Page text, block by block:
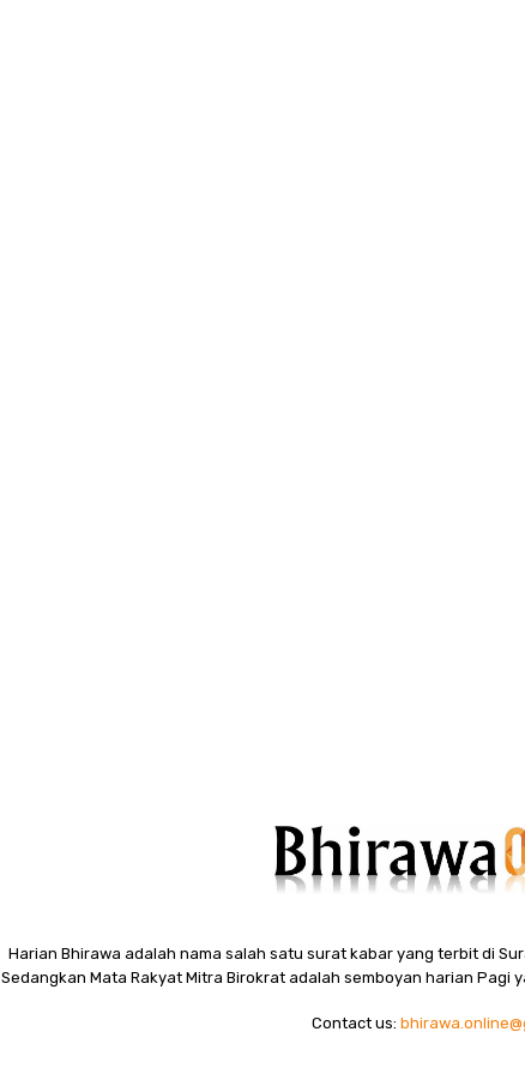
Harian Bhirawa adalah nama salah satu surat kabar yang terbit di
Sedangkan Mata Rakyat Mitra Birokrat adalah semboyan harian Pagi
Contact us: